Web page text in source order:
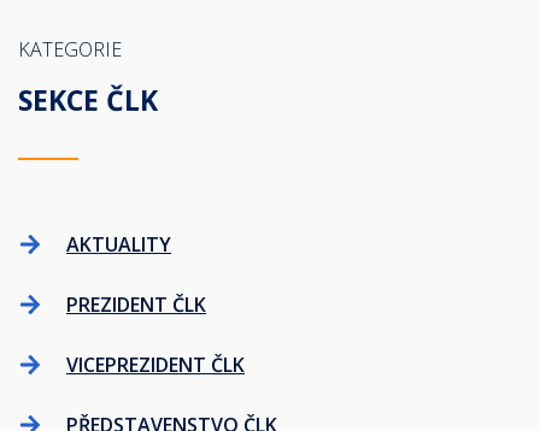
KATEGORIE
SEKCE ČLK
AKTUALITY
PREZIDENT ČLK
VICEPREZIDENT ČLK
PŘEDSTAVENSTVO ČLK